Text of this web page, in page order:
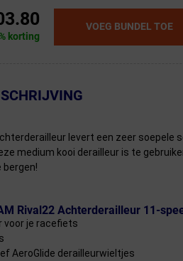
korting
VOEG BUNDEL TOE
levert een zeer
medium kooi derailleur is te
bergen!
Rival22 Achterderailleur 11-
voor je racefiets
AeroGlide derailleurwieltjes